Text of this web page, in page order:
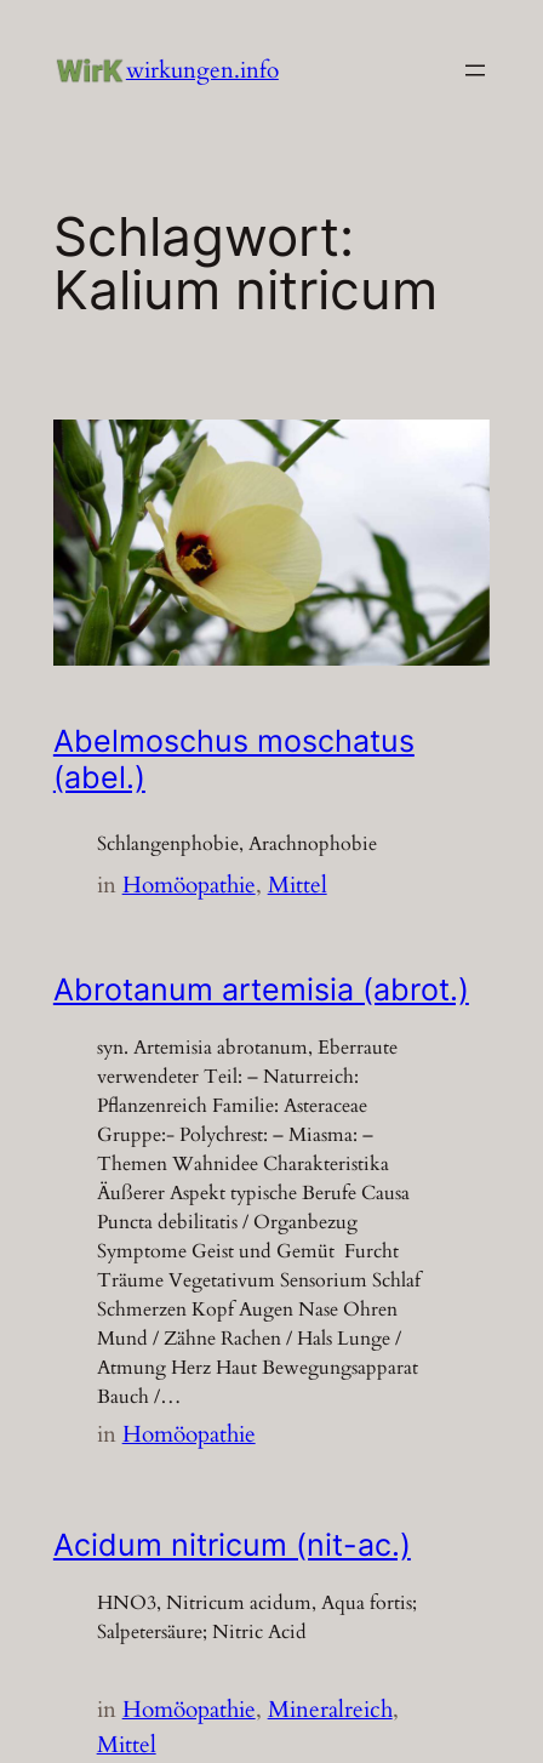
Inhalt
wirkungen.info
Schlagwort:
Kalium nitricum
Abelmoschus moschatus
(abel.)
Schlangenphobie, Arachnophobie
inHomöopathie, Mittel
Abrotanum artemisia (abrot.)
syn. Artemisia abrotanum, Eberraute
verwendeter Teil: – Naturreich:
Pflanzenreich Familie: Asteraceae
Gruppe:- Polychrest: – Miasma: –
Themen Wahnidee Charakteristika
Äußerer Aspekt typische Berufe Causa
Puncta debilitatis / Organbezug
Symptome Geist und Gemüt Furcht
Träume Vegetativum Sensorium Schlaf
Schmerzen Kopf Augen Nase Ohren
Mund / Zähne Rachen / Hals Lunge /
Atmung Herz Haut Bewegungsapparat
Bauch /…
inHomöopathie
Acidum nitricum (nit-ac.)
HNO3, Nitricum acidum, Aqua fortis;
Salpetersäure; Nitric Acid
inHomöopathie, Mineralreich
Mittel